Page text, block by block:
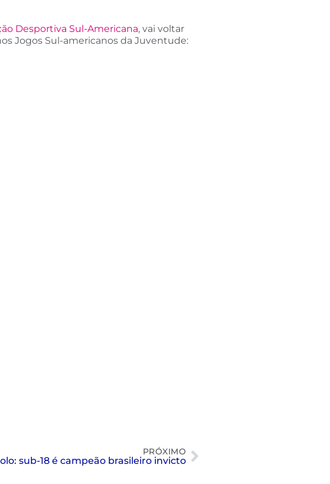
Desportiva Sul-Americana, vai voltar
Jogos Sul-americanos da Juventude:
PRÓXIMO
sub-18 é campeão brasileiro invicto